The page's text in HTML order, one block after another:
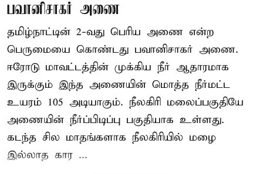
பவானிசாகர் அணை
தமிழ்நாட்டின் 2-வது பெரிய அணை என்ற
பெருமையை கொண்டது பவானிசாகர் அணை.
ஈரோடு மாவட்டத்தின் முக்கிய நீர் ஆதாரமாக
இருக்கும் இந்த அணையின் மொத்த நீர்மட்ட
உயரம் 105 அடியாகும். நீலகிரி மலைப்பகுதியே
அணையின் நீர்ப்பிடிப்பு பகுதியாக உள்ளது.
கடந்த சில மாதங்களாக நீலகிரியில் மழை
இல்லாத கார ...